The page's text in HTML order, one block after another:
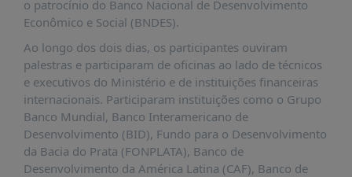
DADOS
FRENTE
PARLAMENTAR
SOBRE
A
FRENTE
MATERIAIS
o patrocínio do Banco Nacional de Desenvolvimento
Econômico e Social (BNDES).
Ao longo dos dois dias, os participantes ouviram
palestras e participaram de oficinas ao lado de técnicos
e executivos do Ministério e de instituições financeiras
internacionais. Participaram instituições como o Grupo
Banco Mundial, Banco Interamericano de
Desenvolvimento (BID), Fundo para o Desenvolvimento
da Bacia do Prata (FONPLATA), Banco de
Desenvolvimento da América Latina (CAF), Banco de